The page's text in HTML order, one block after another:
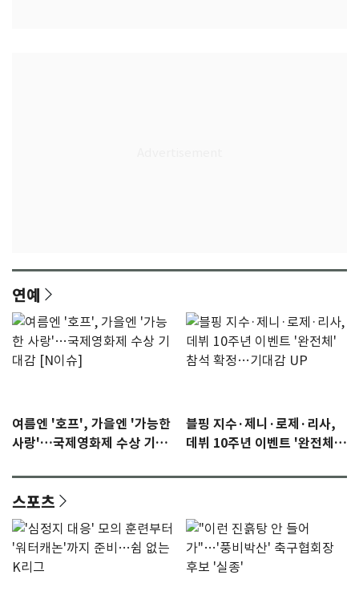
연예
여름엔 '호프', 가을엔 '가능한
사랑'…국제영화제 수상 기대
블핑 지수·제니·로제·리사,
데뷔 10주년 이벤트 '완전체'
스포츠